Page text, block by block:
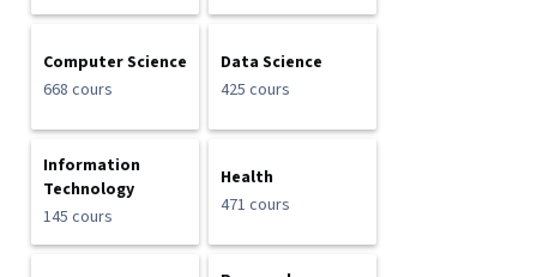
Computer Science
668 cours
Data Science
425 cours
Information
Technology
145 cours
Health
471 cours